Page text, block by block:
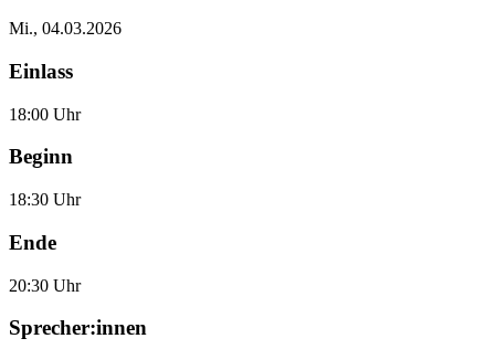
Mi., 04.03.2026
Einlass
18:00 Uhr
Beginn
18:30 Uhr
Ende
20:30 Uhr
Sprecher:innen